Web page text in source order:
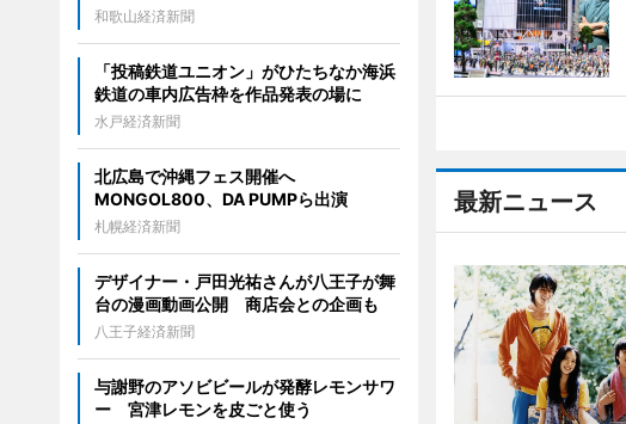
最新ニュース
和歌山経済新聞
「投稿鉄道ユニオン」がひたちなか海浜
鉄道の車内広告枠を作品発表の場に
水戸経済新聞
北広島で沖縄フェス開催へ
MONGOL800、DA PUMPら出演
札幌経済新聞
デザイナー・戸田光祐さんが八王子が舞
台の漫画動画公開 商店会との企画も
八王子経済新聞
与謝野のアソビビールが発酵レモンサワ
ー 宮津レモンを皮ごと使う